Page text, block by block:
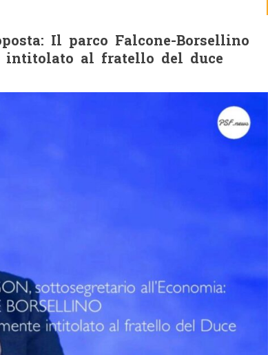
Il parco Falcone-Borsellino
intitolato al fratello del duce